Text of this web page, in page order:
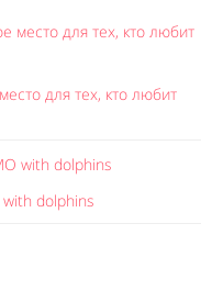
для тех, кто любит
with dolphins